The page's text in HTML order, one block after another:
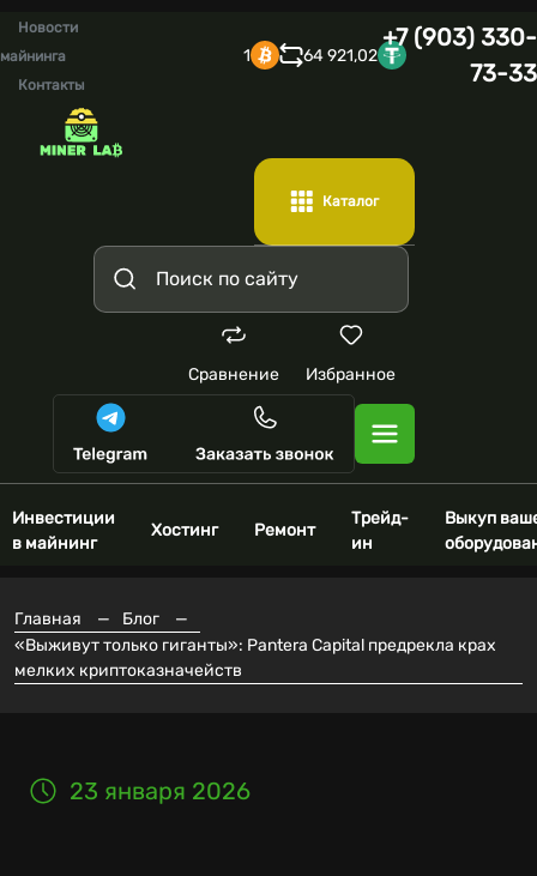
Новости
майнинга
Контакты
1 64 921,02
+7 (903) 330-
73-33
Каталог
Сравнение Избранное
Инвестиции
в майнинг
Хостинг Ремонт
Трейд-
ин
Выкуп
Главная — Блог
—
«Выживут только гиганты»: Pantera Capital предрекла крах
мелких криптоказначейств
23 января 2026